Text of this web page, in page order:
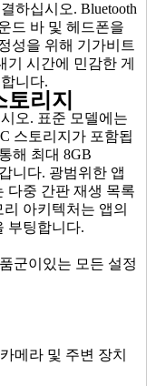
하십시오. Bluetooth
드 바 및 헤드폰을
성을 위해 기가비트
기 시간에 민감한 게
니다.
리지
오. 표준 모델에는
스토리지가 포함됩
해 최대 8GB
니다. 광범위한 앱
다중 간판 재생 목록
아키텍처는 앱의
부팅합니다.
군이있는 모든 설정
메라 및 주변 장치